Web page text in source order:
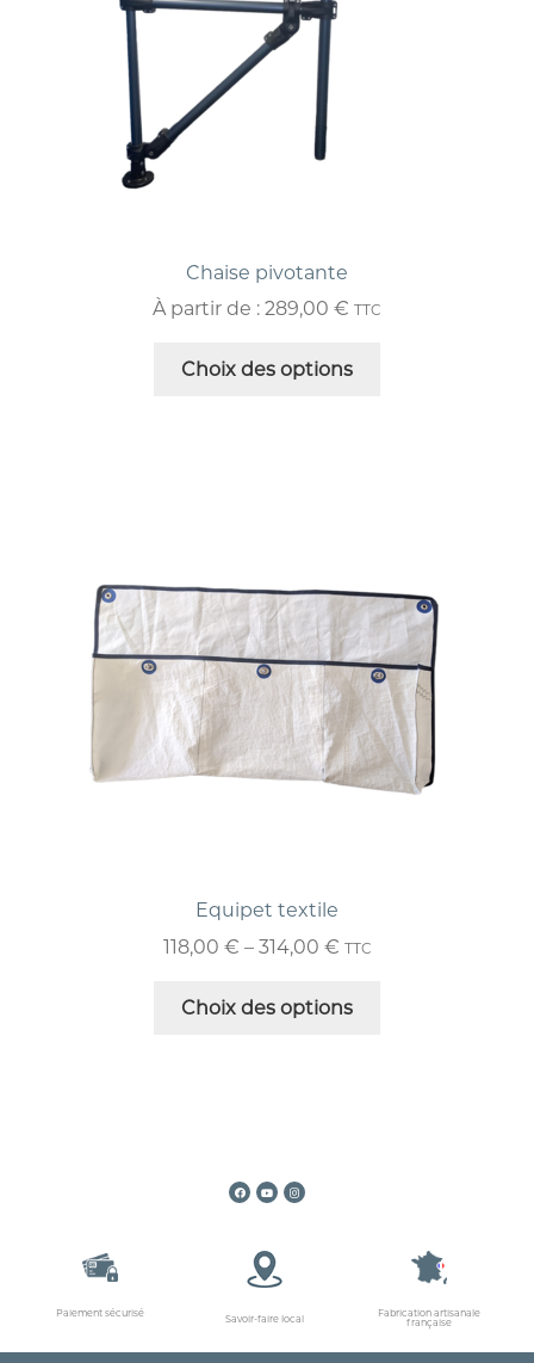
Chaise pivotante
À partir de : 289,00 € TTC
Choix des options
Equipet textile
118,00 € – 314,00 € TTC
Choix des options
Paiement sécurisé
Savoir-faire local
Fabrication artisanale
française